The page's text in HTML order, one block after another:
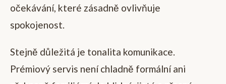
očekávání, které zásadně ovlivňuje
spokojenost.
Stejně důležitá je tonalita komunikace.
Prémiový servis není chladně formální ani